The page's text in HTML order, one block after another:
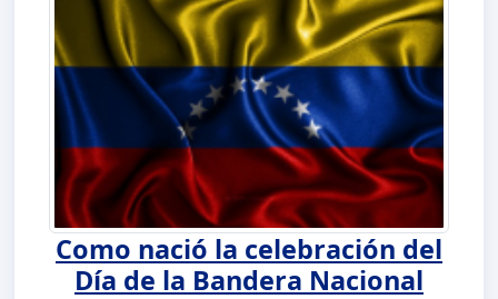
Como nació la celebración del
Día de la Bandera Nacional